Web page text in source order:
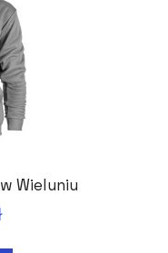
Wieluniu